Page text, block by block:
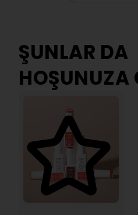
ŞUNLAR DA
HOŞUNUZA